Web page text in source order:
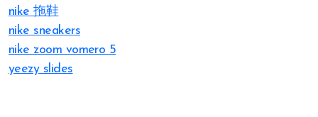
nike 拖鞋
nike sneakers
nike zoom vomero 5
yeezy slides